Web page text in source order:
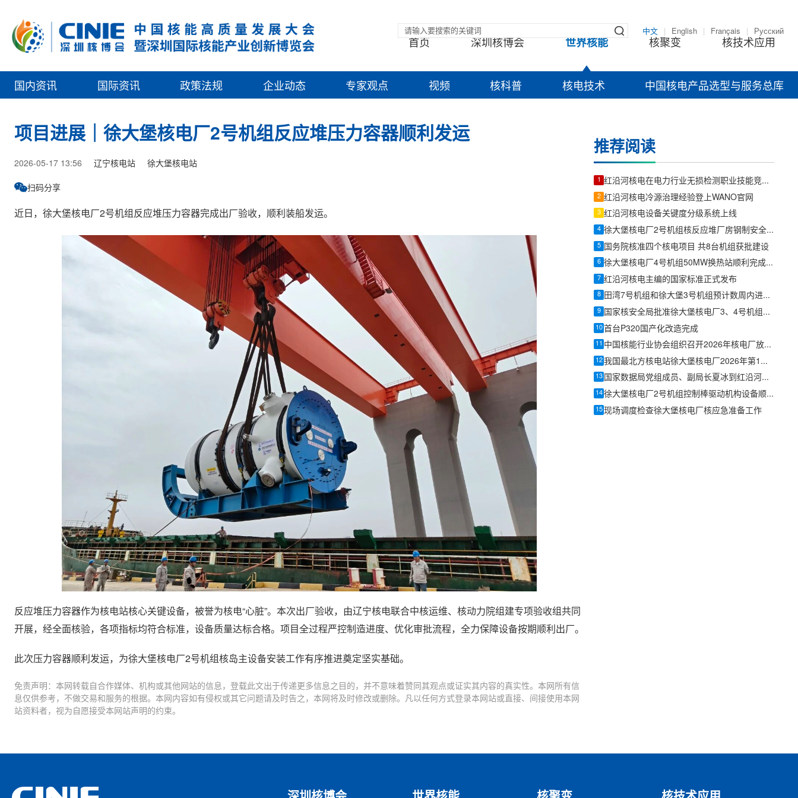
中文 English Français Русский
首页 深圳核博会 世界核能 核聚变 核技术应用
国内资讯 国际资讯 政策法规 企业动态 专家观点 视频 核科普 核电技术 中国核电产品选型与服务总库
项目进展｜徐大堡核电厂2号机组反应堆压力容器顺利发运
2026-05-17 13:56 辽宁核电站 徐大堡核电站
扫码分享
近日，徐大堡核电厂2号机组反应堆压力容器完成出厂验收，顺利装船发运。
反应堆压力容器作为核电站核心关键设备，被誉为核电“心脏”。本次出厂验收，由辽宁核电联合中核运维、核动力院组建专项验收组共同
开展，经全面核验，各项指标均符合标准，设备质量达标合格。项目全过程严控制造进度、优化审批流程，全力保障设备按期顺利出厂。
此次压力容器顺利发运，为徐大堡核电厂2号机组核岛主设备安装工作有序推进奠定坚实基础。
免责声明：本网转载自合作媒体、机构或其他网站的信息，登载此文出于传递更多信息之目的，并不意味着赞同其观点或证实其内容的真实性。本网所有信
息仅供参考，不做交易和服务的根据。本网内容如有侵权或其它问题请及时告之，本网将及时修改或删除。凡以任何方式登录本网站或直接、间接使用本网
站资料者，视为自愿接受本网站声明的约束。
推荐阅读
1 红沿河核电在电力行业无损检测职业技能竞赛中获佳绩
2 红沿河核电冷源治理经验登上WANO官网
3 红沿河核电设备关键度分级系统上线
4 徐大堡核电厂2号机组核反应堆厂房钢制安全壳二环顺利吊装就位
5 国务院核准四个核电项目 共8台机组获批建设
6 徐大堡核电厂4号机组50MW换热站顺利完成现场拼装
7 红沿河核电主编的国家标准正式发布
8 田湾7号机组和徐大堡3号机组预计数周内进入启动阶段
9 国家核安全局批准徐大堡核电厂3、4号机组装换料大纲
10 首台P320国产化改造完成
11 中国核能行业协会组织召开2026年核电厂放射性废物管理同行评估经验交流会
12 我国最北方核电站徐大堡核电厂2026年第1批操纵人员产生
13 国家数据局党组成员、副局长夏冰到红沿河核电调研
14 徐大堡核电厂2号机组控制棒驱动机构设备顺利运抵现场
15 现场调度检查徐大堡核电厂核应急准备工作